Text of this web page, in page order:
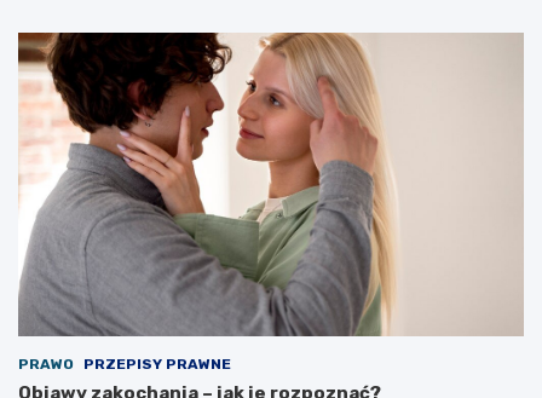
PRAWO PRZEPISY PRAWNE
Objawy zakochania – jak je rozpoznać?